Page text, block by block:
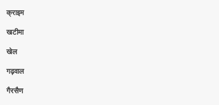
क्राइम
खटीमा
खेल
गढ़वाल
गैरसैण